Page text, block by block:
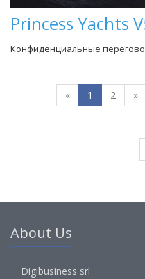
Princess Yachts
Конфиденциальные
« 1 2 »
About Us
Digibusiness srl